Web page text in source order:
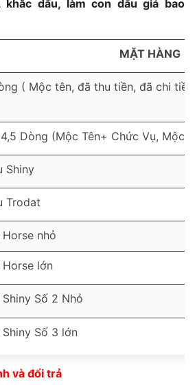
khắc dấu, làm con dấu giá bao
MẶT HÀNG
( Mộc tên, đã thu tiền, đã chi
Dòng (Mộc Tên+ Chức Vụ, Mộc
Shiny
Trodat
nhỏ
lớn
Số 2 Nhỏ
Số 3 lớn
và đổi trả